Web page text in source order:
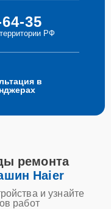
35
РФ
в
ремонта
Haier
и узнайте
работ